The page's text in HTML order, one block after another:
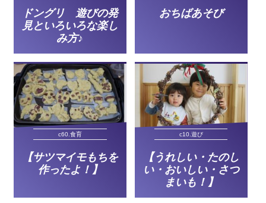
ドングリ 遊びの発
見といろいろな楽し
み方♪
おちばあそび
c60.食育
【サツマイモもちを
作ったよ！】
c10.遊び
【うれしい・たのし
い・おいしい・さつ
まいも！】